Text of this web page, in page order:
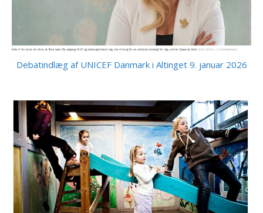
Debatindlæg af UNICEF Danmark i Altinget 9. januar 2026